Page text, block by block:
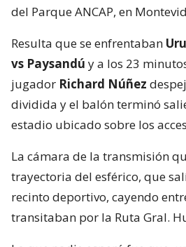
del Parque ANCAP, en
Resulta que se enfrentaban
vs Paysandú y a los 23
jugador Richard Núñez
dividida y el balón terminó
estadio ubicado sobre los
La cámara de la transmisión
trayectoria del esférico, que
recinto deportivo, cayendo
transitaban por la Ruta Gral.